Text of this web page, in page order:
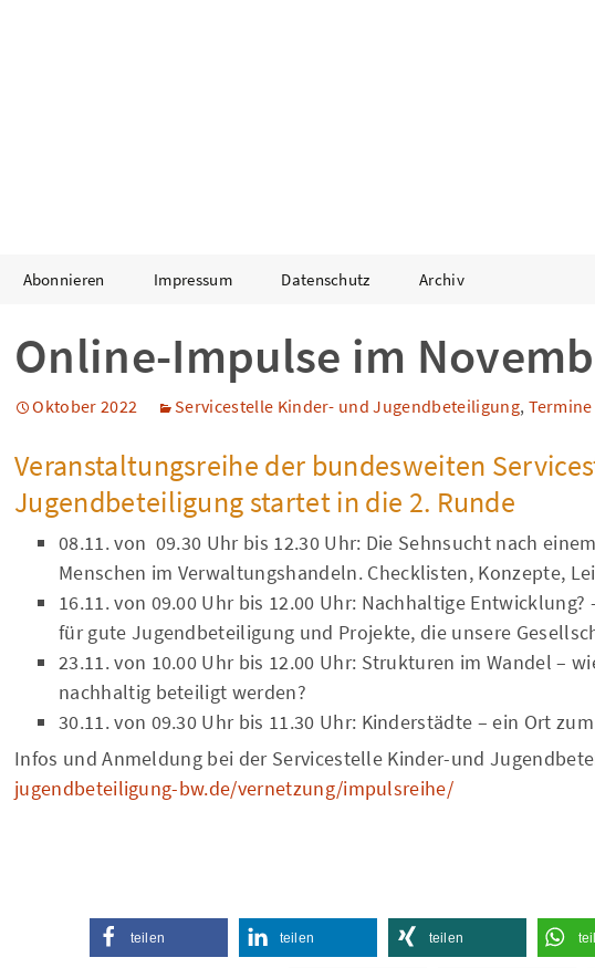
Abonnieren Impressum Datenschutz Archiv
Online-Impulse im
Oktober 2022 Servicestelle Kinder- und Jugendbeteiligung, Termine
Veranstaltungsreihe der bundesweiten
Jugendbeteiligung startet in die 2. Runde
08.11. von 09.30 Uhr bis 12.30 Uhr: Die Sehnsucht nach
Menschen im Verwaltungshandeln. Checklisten, Konzepte,
16.11. von 09.00 Uhr bis 12.00 Uhr: Nachhaltige
für gute Jugendbeteiligung und Projekte, die unsere
23.11. von 10.00 Uhr bis 12.00 Uhr: Strukturen im Wandel –
nachhaltig beteiligt werden?
30.11. von 09.30 Uhr bis 11.30 Uhr: Kinderstädte – ein Ort
Infos und Anmeldung bei der Servicestelle Kinder-und
jugendbeteiligung-bw.de/vernetzung/impulsreihe/
teilen teilen teilen